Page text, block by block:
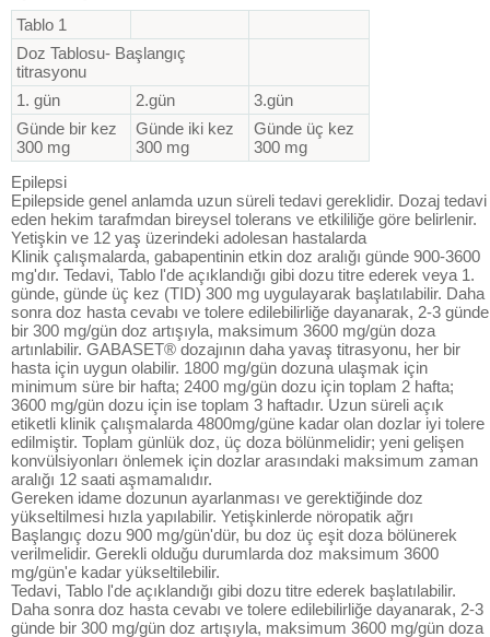
Tablo 1
Doz Tablosu- Başlangıç
titrasyonu
1. gün
2.gün
3.gün
Günde bir kez
300 mg
Günde iki kez
300 mg
Günde üç kez
300 mg
Epilepsi
Epilepside genel anlamda uzun süreli tedavi gereklidir. Dozaj tedavi
eden hekim tarafmdan bireysel tolerans ve etkililiğe göre belirlenir.
Yetişkin ve 12 yaş üzerindeki adolesan hastalarda
Klinik çalışmalarda, gabapentinin etkin doz aralığı günde 900-3600
mg'dır. Tedavi, Tablo l'de açıklandığı gibi dozu titre ederek veya 1.
günde, günde üç kez (TID) 300 mg uygulayarak başlatılabilir. Daha
sonra doz hasta cevabı ve tolere edilebilirliğe dayanarak, 2-3 günde
bir 300 mg/gün doz artışıyla, maksimum 3600 mg/gün doza
artınlabilir. GABASET® dozajının daha yavaş titrasyonu, her bir
hasta için uygun olabilir. 1800 mg/gün dozuna ulaşmak için
minimum süre bir hafta; 2400 mg/gün dozu için toplam 2 hafta;
3600 mg/gün dozu için ise toplam 3 haftadır. Uzun süreli açık
etiketli klinik çalışmalarda 4800mg/güne kadar olan dozlar iyi tolere
edilmiştir. Toplam günlük doz, üç doza bölünmelidir; yeni gelişen
konvülsiyonları önlemek için dozlar arasındaki maksimum zaman
aralığı 12 saati aşmamalıdır.
Gereken idame dozunun ayarlanması ve gerektiğinde doz
yükseltilmesi hızla yapılabilir. Yetişkinlerde nöropatik ağrı
Başlangıç dozu 900 mg/gün'dür, bu doz üç eşit doza bölünerek
verilmelidir. Gerekli olduğu durumlarda doz maksimum 3600
mg/gün'e kadar yükseltilebilir.
Tedavi, Tablo l'de açıklandığı gibi dozu titre ederek başlatılabilir.
Daha sonra doz hasta cevabı ve tolere edilebilirliğe dayanarak, 2-3
günde bir 300 mg/gün doz artışıyla, maksimum 3600 mg/gün doza